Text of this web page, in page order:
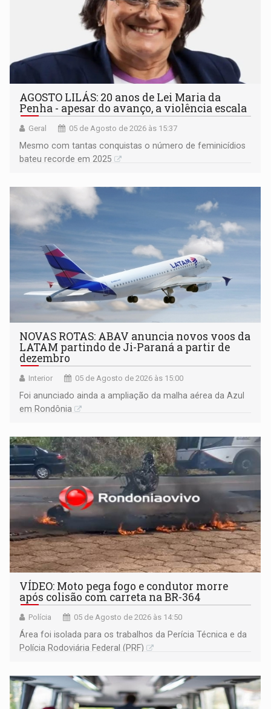
AGOSTO LILÁS: 20 anos de Lei Maria da
Penha - apesar do avanço, a violência escala
Geral 05 de Agosto de 2026 às 15:37
Mesmo com tantas conquistas o número de feminicídios
bateu recorde em 2025
NOVAS ROTAS: ABAV anuncia novos voos da
LATAM partindo de Ji-Paraná a partir de
dezembro
Interior 05 de Agosto de 2026 às 15:00
Foi anunciado ainda a ampliação da malha aérea da Azul
em Rondônia
VÍDEO: Moto pega fogo e condutor morre
após colisão com carreta na BR-364
Polícia 05 de Agosto de 2026 às 14:50
Área foi isolada para os trabalhos da Perícia Técnica e da
Polícia Rodoviária Federal (PRF)